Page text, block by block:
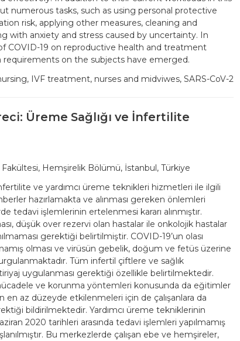
numerous tasks, such as using personal protective
risk, applying other measures, cleaning and
with anxiety and stress caused by uncertainty. In
COVID-19 on reproductive health and treatment
on the subjects have emerged.
IVF treatment, nurses and midviwes, SARS-CoV-2
Üreme Sağlığı ve İnfertilite
Hemşirelik Bölümü, İstanbul, Türkiye
ve yardımcı üreme teknikleri hizmetleri ile ilgili
hazırlamakta ve alınması gereken önlemleri
tedavi işlemlerinin ertelenmesi kararı alınmıştır.
düşük over rezervi olan hastalar ile onkolojik hastalar
gerektiği belirtilmiştir. COVID-19’un olası
olması ve virüsün gebelik, doğum ve fetüs üzerine
Tüm infertil çiftlere ve sağlık
tiriyaj uygulanması gerektiği özellikle belirtilmektedir.
ve korunma yöntemleri konusunda da eğitimler
en az düzeyde etkilenmeleri için de çalışanlara da
bildirilmektedir. Yardımcı üreme tekniklerinin
2020 tarihleri arasında tedavi işlemleri yapılmamış
Bu merkezlerde çalışan ebe ve hemşireler,